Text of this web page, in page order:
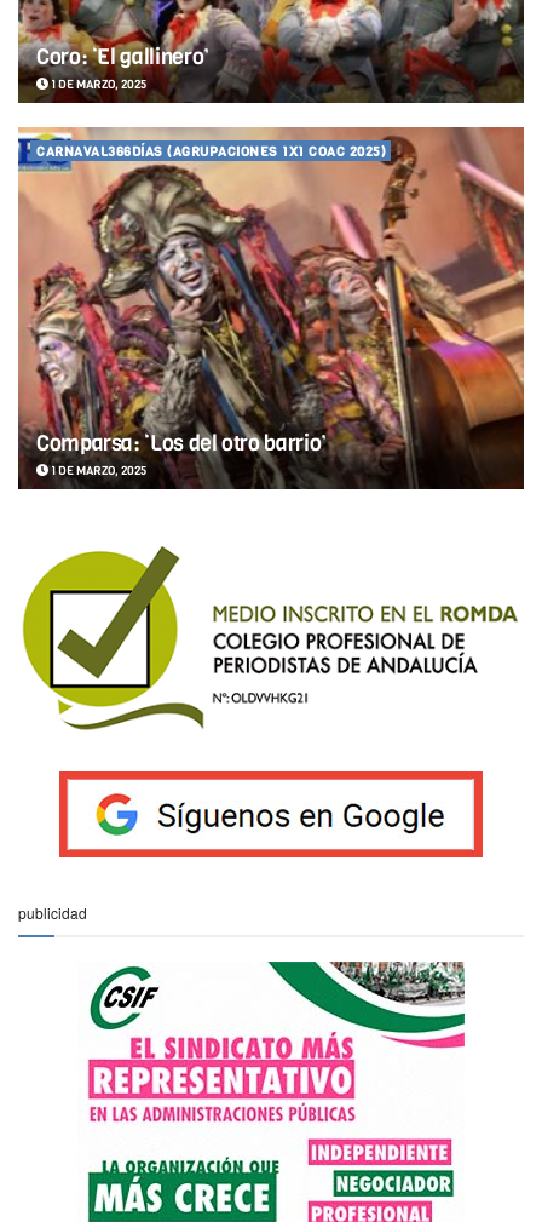
Coro: ‘El gallinero’
1 DE MARZO, 2025
CARNAVAL366DÍAS (AGRUPACIONES 1X1 COAC 2025)
Comparsa: ‘Los del otro barrio’
1 DE MARZO, 2025
publicidad